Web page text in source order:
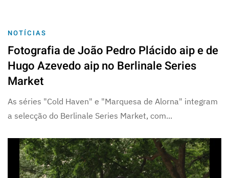
NOTÍCIAS
Fotografia de João Pedro Plácido aip e de
Hugo Azevedo aip no Berlinale Series
Market
As séries "Cold Haven" e "Marquesa de Alorna" integram
a selecção do Berlinale Series Market, com...